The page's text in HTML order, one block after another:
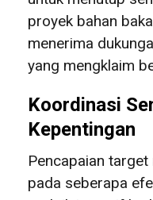
proyek bahan
menerima
yang mengklaim
Koordinasi
Kepentingan
Pencapaian
pada seberapa